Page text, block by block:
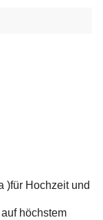
)für Hochzeit und
höchstem